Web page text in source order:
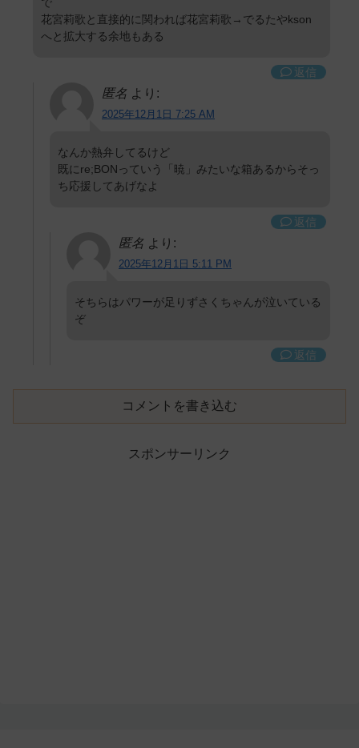
で
花宮莉歌と直接的に関われば花宮莉歌→でるたやkson
へと拡大する余地もある
返信
匿名 より:
2025年12月1日 7:25 AM
なんか熱弁してるけど
既にre;BONっていう「暁」みたいな箱あるからそっ
ち応援してあげなよ
返信
匿名 より:
2025年12月1日 5:11 PM
そちらはパワーが足りずさくちゃんが泣いている
ぞ
返信
コメントを書き込む
スポンサーリンク